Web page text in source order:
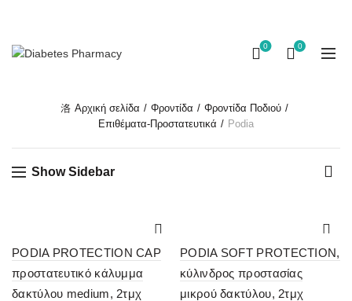
0 0
Αρχική σελίδα Φροντίδα
Φροντίδα Ποδιού
Επιθέματα-Προστατευτικά
Podia
Show Sidebar
PODIA PROTECTION CAP
προστατευτικό κάλυμμα
δακτύλου medium, 2τμχ
PODIA SOFT PROTECTION,
κύλινδρος προστασίας
μικρού δακτύλου, 2τμχ